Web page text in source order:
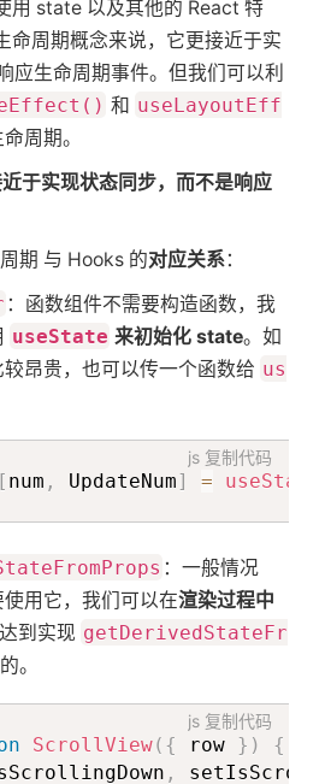
用 state 以及其他的 React 特
命周期概念来说，它更接近于实
应生命周期事件。但我们可以利
和 useLayoutEff
周期。
于实现状态同步，而不是响应
期 与 Hooks 的对应关系：
：函数组件不需要构造函数，我
useState 来初始化 state。如
昂贵，也可以传一个函数给 us
js 复制代码
[ num , UpdateNum] = useState
：一般情况
用它，我们可以在渲染过程中
到实现 getDerivedStateFr
。
js 复制代码
ScrollView( { row } )
{
,